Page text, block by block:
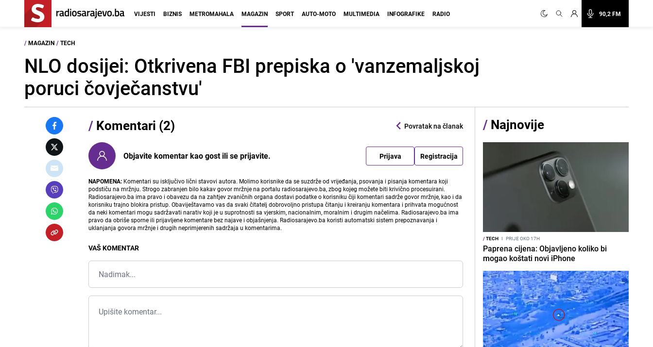
90,2 FM
VIJESTI BIZNIS METROMAHALA MAGAZIN SPORT AUTO-MOTO MULTIMEDIA INFOGRAFIKE RADIO
/ MAGAZIN / TECH
NLO dosijei: Otkrivena FBI prepiska o 'vanzemaljskoj
poruci čovječanstvu'
/ Komentari (2) Povratak na članak
Objavite komentar kao gost ili se prijavite. Prijava Registracija
NAPOMENA: Komentari su isključivo lični stavovi autora. Molimo korisnike da se suzdrže od vrijeđanja, psovanja i pisanja komentara koji
podstiču na mržnju. Strogo zabranjen bilo kakav govor mržnje na portalu radiosarajevo.ba, zbog kojeg možete biti krivično procesuirani.
Radiosarajevo.ba ima pravo i obavezu da na zahtjev zvaničnih organa dostavi podatke o korisniku čiji komentari sadrže govor mržnje, kao i da
korisniku trajno blokira pristup. Obaviještavamo vas da svaki čitatelj dobrovoljno pristupa čitanju i kreiranju komentara i prihvata mogućnost
da neki komentari mogu sadržavati narativ koji je u suprotnosti sa vjerskim, nacionalnim, moralnim i drugim načelima. Radiosarajevo.ba ima
pravo da obriše sporne ili prijavljene komentare bez najave i objašnjenja. Radiosarajevo.ba koristi automatski sistem prepoznavanja i
uklanjanja govora mržnje i drugih neprimjerenih sadržaja u komentarima.
VAŠ KOMENTAR
/ Najnovije
/TECH I PRIJE OKO 17H
Paprena cijena: Objavljeno koliko bi
mogao koštati novi iPhone